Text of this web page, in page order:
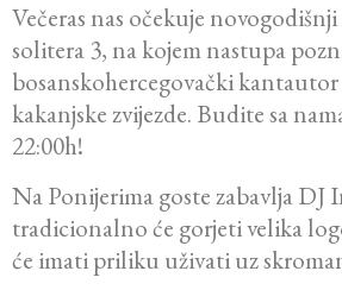
Večeras nas očekuje
solitera 3, na kojem nastupa
bosanskohercegovački
kakanjske zvijezde. Budite sa
22:00h!
Na Ponijerima goste zabavlja DJ
tradicionalno će gorjeti velika
će imati priliku uživati uz